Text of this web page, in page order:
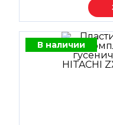
В наличии